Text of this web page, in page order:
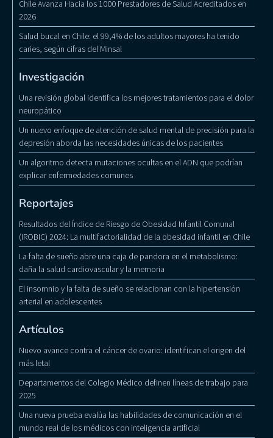
Chile Avanza Hacia los 1000 Prestadores de Salud Acreditados en
2026
Salud bucal en Chile: el 99,4% de los adultos mayores ha tenido
caries, según cifras del Minsal
Investigación
Una revisión global identifica los mejores tratamientos para el dolor
neuropático
Un nuevo enfoque de atención de salud mental de precisión para la
depresión aborda las necesidades únicas de los pacientes
Un algoritmo detecta mutaciones ocultas en el ADN que podrían
explicar enfermedades comunes
Reportajes
Resultados del Índice de Riesgo de Obesidad Infantil Comunal
(IROBIC) 2024: La multifactorialidad de la obesidad infantil en Chile
La falta de sueño abre una caja de pandora en el metabolismo:
daña la salud cardiovascular y la memoria
El insomnio y la falta de sueño se relacionan con la hipertensión
arterial en adolescentes
Artículos
Nuevo avance contra el cáncer de ovario: identifican el origen del
más letal
Departamentos del Colegio Médico definen líneas de trabajo para
2025
Una nueva prueba evalúa las habilidades de comunicación en el
mundo real de los médicos con inteligencia artificial